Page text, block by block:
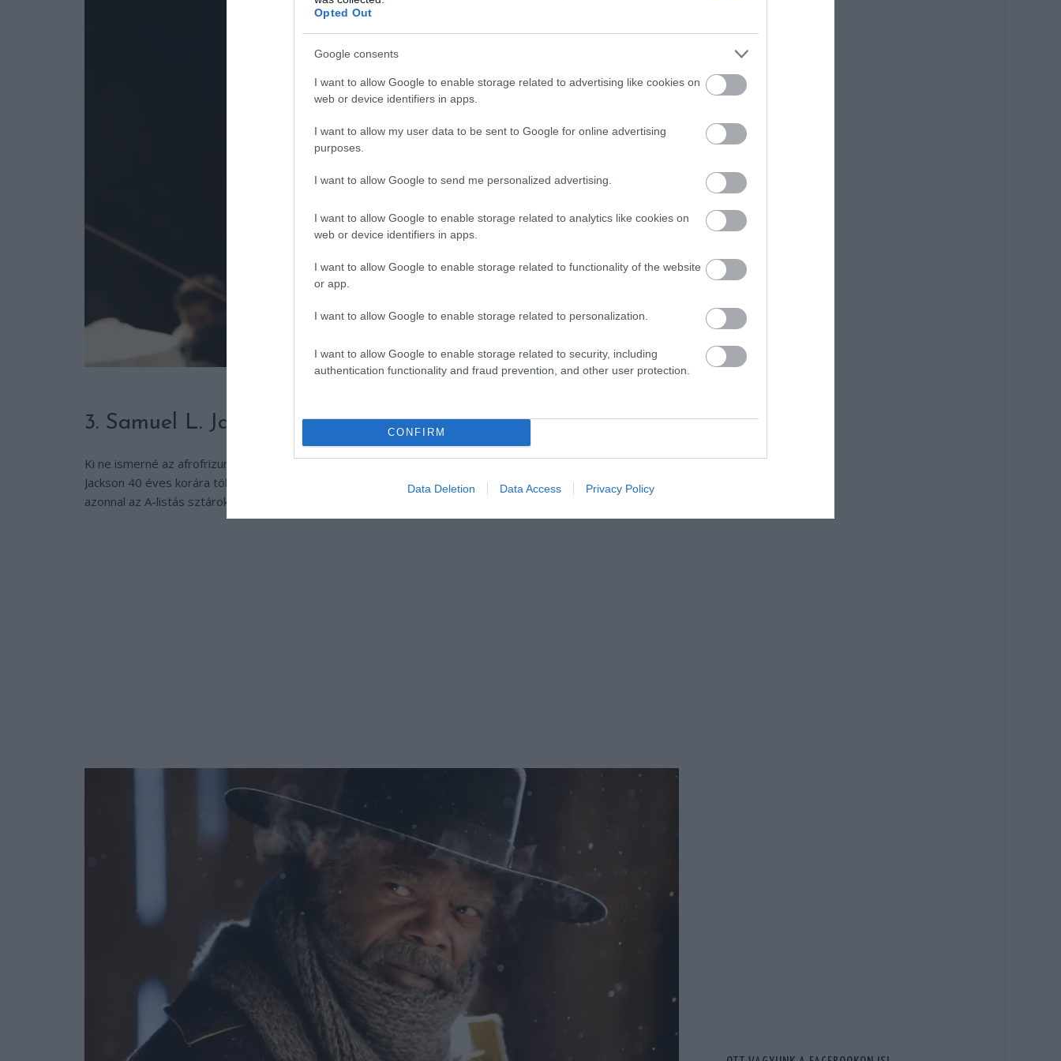
Opted Out
Google consents
I want to allow Google to enable storage related to advertising like cookies on
web or device identifiers in apps.
I want to allow my user data to be sent to Google for online advertising
purposes.
I want to allow Google to send me personalized advertising.
I want to allow Google to enable storage related to analytics like cookies on
web or device identifiers in apps.
I want to allow Google to enable storage related to functionality of the website
or app.
I want to allow Google to enable storage related to personalization.
I want to allow Google to enable storage related to security, including
authentication functionality and fraud prevention, and other user protection.
CONFIRM
Data Deletion Data Access Privacy Policy
Relativity Media
3. Samuel L. Jackson (44 évesen)
Ki ne ismerné az afrofrizurás Julius “Motherfucker” Winnfield-et Quentin Tarantino Ponyvaregényéből?
Jackson 40 éves korára több mint 100 filmben szerepelt, viszont a Julius szerepéért kapott Oscar-jelölés
azonnal az A-listás sztárok közé repítette. Azóta is Tarantino egyik állandó színésze.